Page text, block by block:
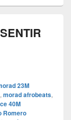
23M
, morad afrobeats,
40M
Romero